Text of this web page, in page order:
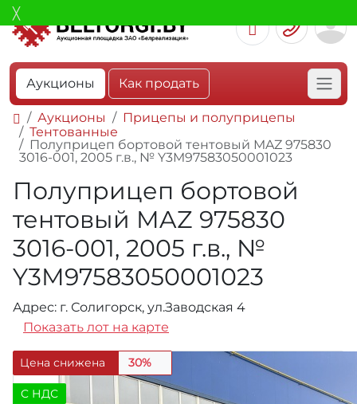
Аукционы Как продать
Аукционы
Прицепы и полуприцепы
Тентованные
Полуприцеп бортовой тентовый MAZ 975830
3016-001, 2005 г.в., № Y3M97583050001023
Полуприцеп бортовой
тентовый MAZ 975830
3016-001, 2005 г.в., №
Y3M97583050001023
Адрес: г. Солигорск, ул.Заводская 4
Показать лот на карте
Цена снижена 30%
C НДС